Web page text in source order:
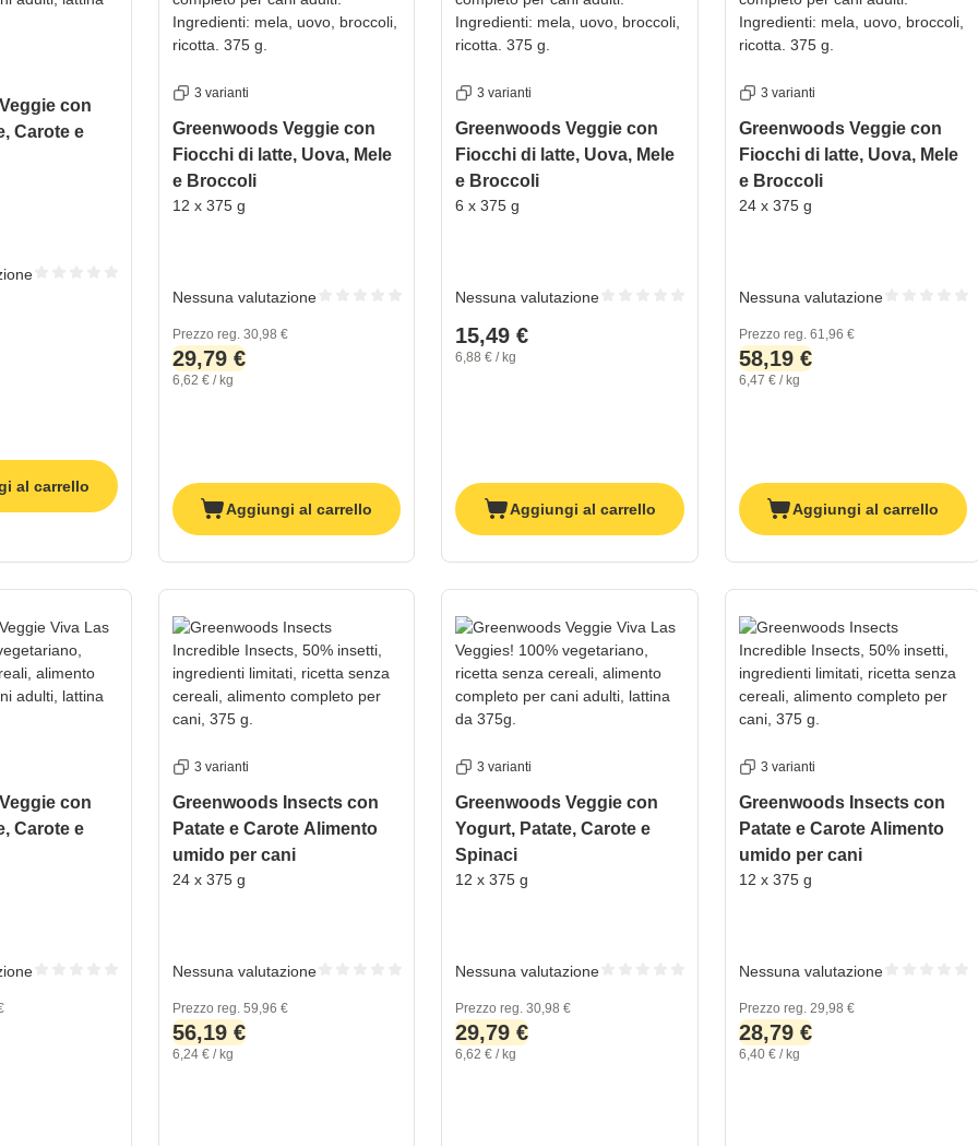
con
Carote e
al carrello
3 varianti
Greenwoods Veggie con
Fiocchi di latte, Uova, Mele
e Broccoli
12 x 375 g
Prezzo reg. 30,98 €
29,79 €
6,62 € / kg
Nessuna valutazione
Aggiungi al carrello
3 varianti
Greenwoods Veggie con
Fiocchi di latte, Uova, Mele
e Broccoli
6 x 375 g
15,49 €
6,88 € / kg
Nessuna valutazione
Aggiungi al carrello
3 varianti
Greenwoods Veggie con
Fiocchi di latte, Uova, Mele
e Broccoli
24 x 375 g
Prezzo reg. 61,96 €
58,19 €
6,47 € / kg
Nessuna valutazione
Aggiungi al carrello
con
Carote e
3 varianti
Greenwoods Insects con
Patate e Carote Alimento
umido per cani
24 x 375 g
Prezzo reg. 59,96 €
56,19 €
6,24 € / kg
Nessuna valutazione
3 varianti
Greenwoods Veggie con
Yogurt, Patate, Carote e
Spinaci
12 x 375 g
Prezzo reg. 30,98 €
29,79 €
6,62 € / kg
Nessuna valutazione
3 varianti
Greenwoods Insects con
Patate e Carote Alimento
umido per cani
12 x 375 g
Prezzo reg. 29,98 €
28,79 €
6,40 € / kg
Nessuna valutazione